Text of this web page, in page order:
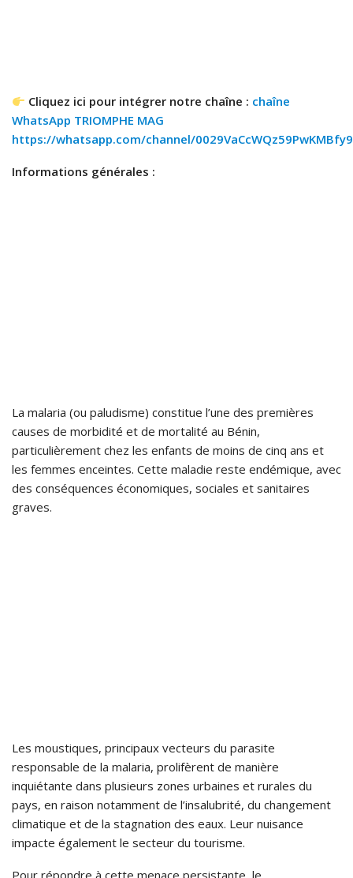
Cliquez ici pour intégrer notre chaîne : chaîne
WhatsApp TRIOMPHE MAG
https://whatsapp.com/channel/
Informations générales :
La malaria (ou paludisme) constitue l’une des premières
causes de morbidité et de mortalité au Bénin,
particulièrement chez les enfants de moins de cinq ans et
les femmes enceintes. Cette maladie reste endémique, avec
des conséquences économiques, sociales et sanitaires
graves.
Les moustiques, principaux vecteurs du parasite
responsable de la malaria, prolifèrent de manière
inquiétante dans plusieurs zones urbaines et rurales du
pays, en raison notamment de l’insalubrité, du changement
climatique et de la stagnation des eaux. Leur nuisance
impacte également le secteur du tourisme.